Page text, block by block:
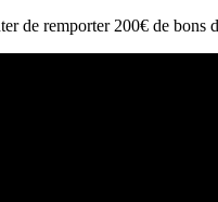
de remporter 200€ de bons